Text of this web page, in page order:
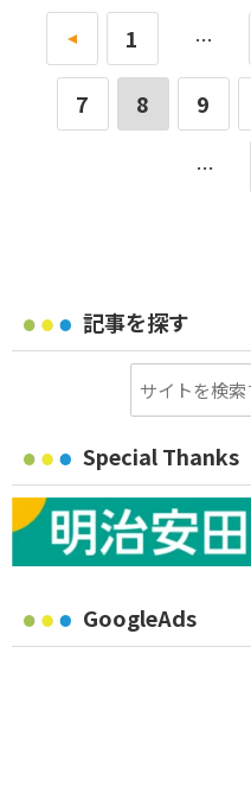
« 1 …
7 8 9
…
記事を探す
Special Thanks
GoogleAds